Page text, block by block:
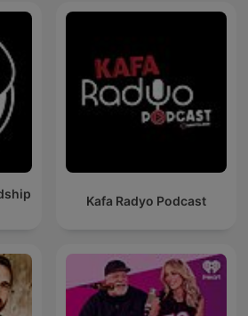
Kafa Radyo Podcast